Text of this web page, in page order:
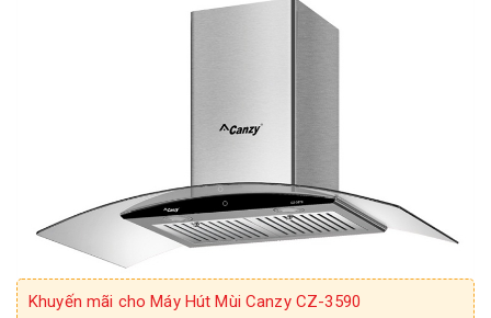
Khuyến mãi cho Máy Hút Mùi Canzy CZ-3590